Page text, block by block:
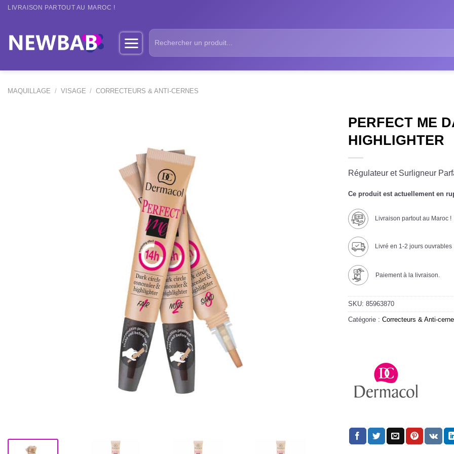
Passer
LIVRAISON PARTOUT AU MAROC !
Recherche
pour :
MAQUILLAGE / VISAGE / CORRECTEURS & ANTI-CERNES
PERFECT ME
HIGHLIGHTER
Régulateur et Surligneur
Ce produit est actuellement en
Livraison partout au Maroc !
Livré en 1-2 jours ouvrables
Paiement à la livraison.
SKU: 85963870
Catégorie : Correcteurs & Anti-